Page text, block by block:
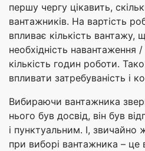
першу чергу цікавить,
вантажників. На вартість
впливає кількість вантажу,
необхідність навантаження
кількість годин роботи.
впливати затребуваність і
Вибираючи вантажника
нього був досвід, він був
і пунктуальним. І, звичайно
при виборі вантажника – це